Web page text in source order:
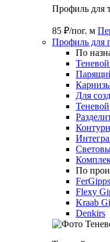
Профиль для
85 ₽/пог. м
Профиль для
По
Для
Теневой
По
FerGipps
Flexy
Kraab
Denkirs